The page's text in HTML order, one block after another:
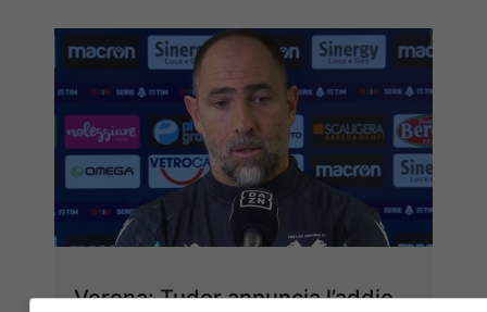
Verona: Tudor annuncia l’addio